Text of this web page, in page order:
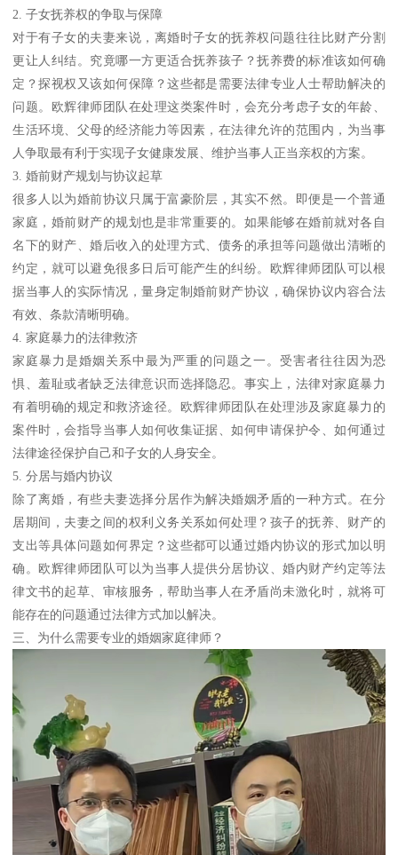
2. 子女抚养权的争取与保障
对于有子女的夫妻来说，离婚时子女的抚养权问题往往比财产分割
更让人纠结。究竟哪一方更适合抚养孩子？抚养费的标准该如何确
定？探视权又该如何保障？这些都是需要法律专业人士帮助解决的
问题。欧辉律师团队在处理这类案件时，会充分考虑子女的年龄、
生活环境、父母的经济能力等因素，在法律允许的范围内，为当事
人争取最有利于实现子女健康发展、维护当事人正当亲权的方案。
3. 婚前财产规划与协议起草
很多人以为婚前协议只属于富豪阶层，其实不然。即便是一个普通
家庭，婚前财产的规划也是非常重要的。如果能够在婚前就对各自
名下的财产、婚后收入的处理方式、债务的承担等问题做出清晰的
约定，就可以避免很多日后可能产生的纠纷。欧辉律师团队可以根
据当事人的实际情况，量身定制婚前财产协议，确保协议内容合法
有效、条款清晰明确。
4. 家庭暴力的法律救济
家庭暴力是婚姻关系中最为严重的问题之一。受害者往往因为恐
惧、羞耻或者缺乏法律意识而选择隐忍。事实上，法律对家庭暴力
有着明确的规定和救济途径。欧辉律师团队在处理涉及家庭暴力的
案件时，会指导当事人如何收集证据、如何申请保护令、如何通过
法律途径保护自己和子女的人身安全。
5. 分居与婚内协议
除了离婚，有些夫妻选择分居作为解决婚姻矛盾的一种方式。在分
居期间，夫妻之间的权利义务关系如何处理？孩子的抚养、财产的
支出等具体问题如何界定？这些都可以通过婚内协议的形式加以明
确。欧辉律师团队可以为当事人提供分居协议、婚内财产约定等法
律文书的起草、审核服务，帮助当事人在矛盾尚未激化时，就将可
能存在的问题通过法律方式加以解决。
三、为什么需要专业的婚姻家庭律师？